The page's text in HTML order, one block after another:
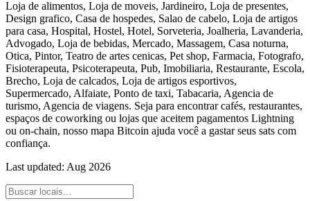
Loja de alimentos, Loja de moveis, Jardineiro, Loja de presentes,
Design grafico, Casa de hospedes, Salao de cabelo, Loja de artigos
para casa, Hospital, Hostel, Hotel, Sorveteria, Joalheria, Lavanderia,
Advogado, Loja de bebidas, Mercado, Massagem, Casa noturna,
Otica, Pintor, Teatro de artes cenicas, Pet shop, Farmacia, Fotografo,
Fisioterapeuta, Psicoterapeuta, Pub, Imobiliaria, Restaurante, Escola,
Brecho, Loja de calcados, Loja de artigos esportivos,
Supermercado, Alfaiate, Ponto de taxi, Tabacaria, Agencia de
turismo, Agencia de viagens. Seja para encontrar cafés, restaurantes,
espaços de coworking ou lojas que aceitem pagamentos Lightning
ou on-chain, nosso mapa Bitcoin ajuda você a gastar seus sats com
confiança.
Last updated: Aug 2026